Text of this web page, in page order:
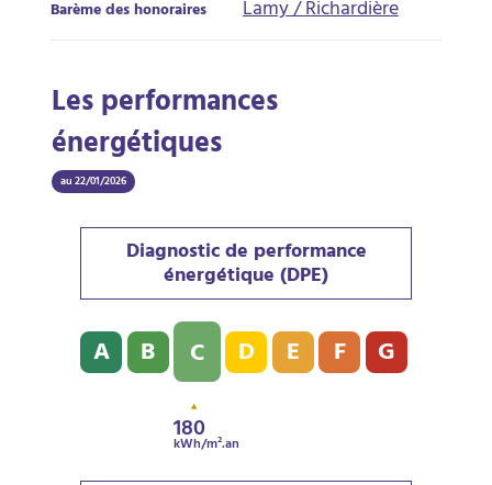
Barème des honoraires Lamy / Richardière
Les performances
énergétiques
au 22/01/2026
Diagnostic de performance
énergétique (DPE)
Diagnostic de performance énergétique (DPE) : C -
A B C
180
kWh/m².an
D E F G